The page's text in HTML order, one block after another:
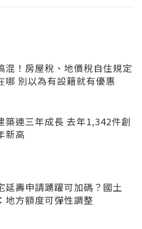
混！房屋稅、地價稅自住規定
哪 別以為有設籍就有優惠
築連三年成長 去年1,342件創
新高
延壽申請踴躍可加碼？國土
地方額度可彈性調整